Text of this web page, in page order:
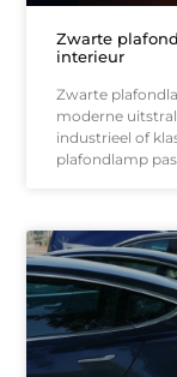
Zwarte
interieur
Zwarte
moderne
industrieel of
plafondlamp